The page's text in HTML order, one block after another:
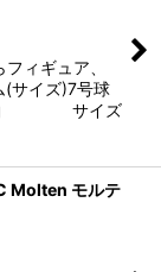
ィギュア、
(サイズ)7号球
予約 サイズ
Molten モルテ